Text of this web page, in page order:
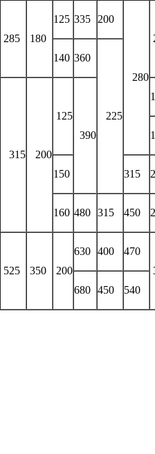
285 180
125 335 200
280
140 360
225
315 200
125
390
150 315
160 480 315 450
525 350 200
630 400
470
680 450 540